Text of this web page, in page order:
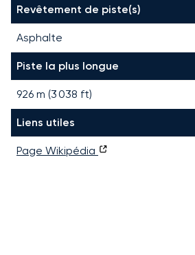
Revêtement de piste(s)
Asphalte
Piste la plus longue
926 m (3 038 ft)
Liens utiles
Page Wikipédia